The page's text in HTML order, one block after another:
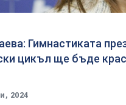
Гимнастиката
цикъл ще бъде
2024